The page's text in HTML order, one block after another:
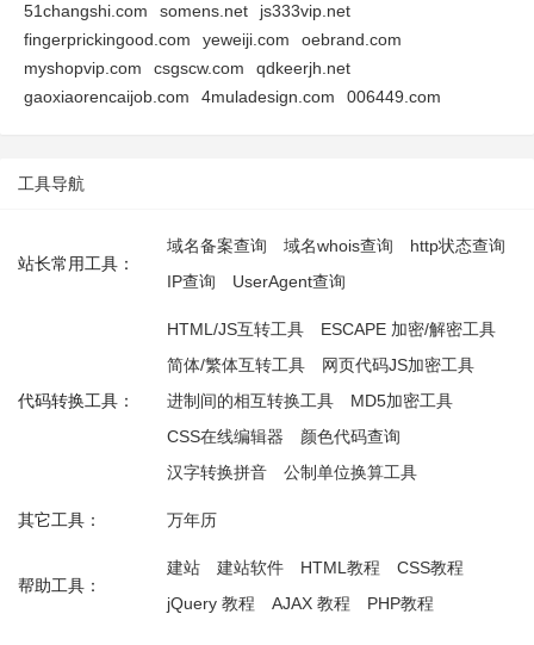
51changshi.com
somens.net
js333vip.net
fingerprickingood.com
yeweiji.com
oebrand.com
myshopvip.com
csgscw.com
qdkeerjh.net
gaoxiaorencaijob.com
4muladesign.com 006449.com
工具导航
站长常用工具：
域名备案查询 域名whois查询
http状态查询
IP查询
UserAgent查询
代码转换工具：
HTML/JS互转工具
ESCAPE 加密/解密工具
简体/繁体互转工具
网页代码JS加密工具
进制间的相互转换工具
MD5加密工具
CSS在线编辑器
颜色代码查询
汉字转换拼音
公制单位换算工具
其它工具： 万年历
帮助工具：
建站 建站软件 HTML教程
CSS教程
jQuery 教程
AJAX 教程 PHP教程